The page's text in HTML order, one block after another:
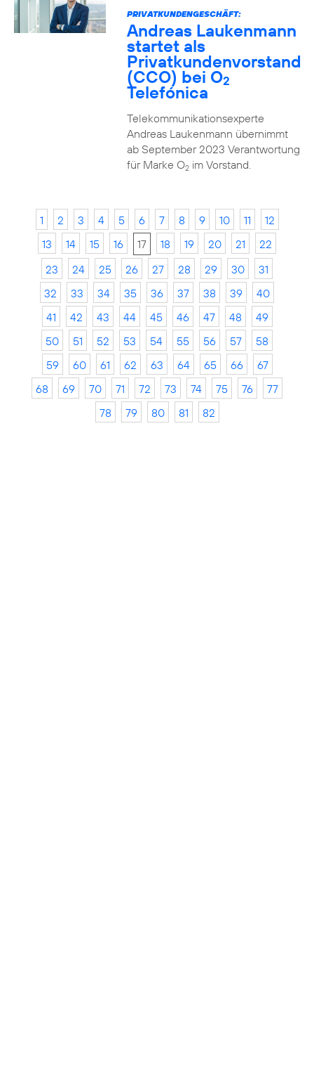
PRIVATKUNDENGESCHÄFT:
Andreas Laukenmann
startet als
Privatkundenvorstand
(CCO) bei O2
Telefónica
Telekommunikationsexperte
Andreas Laukenmann übernimmt
ab September 2023 Verantwortung
für Marke O2im Vorstand.
1 2 3 4 5 6 7 8 9 10 11
12
13
14 15 16 17 18 19 20 21
22
23
24 25 26 27 28 29 30
31
32
33 34 35 36 37 38 39
40
41
42 43 44 45 46 47 48
49
50
51 52 53 54 55 56 57
58
59
60 61 62 63 64 65 66
67
68
69 70 71 72 73 74 75 76
77
78
79 80 81 82